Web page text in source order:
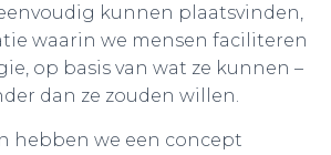
kunnen plaatsvinden,
waarin we mensen faciliteren
op basis van wat ze kunnen –
dan ze zouden willen.
hebben we een concept